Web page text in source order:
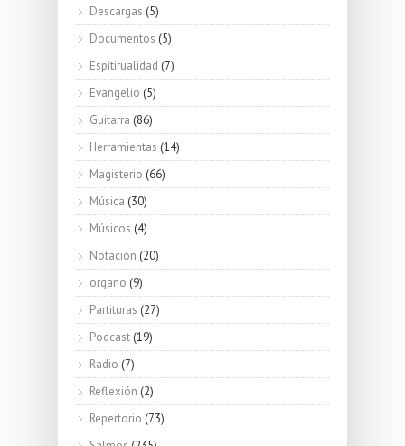
Descargas (5)
Documentos (5)
Espitirualidad (7)
Evangelio (5)
Guitarra (86)
Herramientas (14)
Magisterio (66)
Música (30)
Músicos (4)
Notación (20)
organo (9)
Partituras (27)
Podcast (19)
Radio (7)
Reflexión (2)
Repertorio (73)